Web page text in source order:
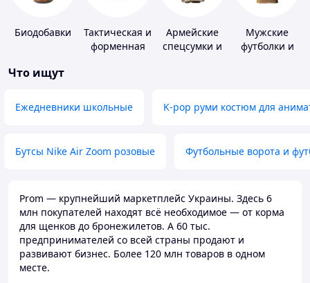
Биодобавки
Тактическая и
форменная
Армейские
спецсумки и
Мужские
футболки и
Что ищут
Ежедневники школьные K-pop руми костюм для
Бутсы Nike Air Zoom розовые Футбольные ворота и
Prom — крупнейший маркетплейс Украины. Здесь 6
млн покупателей находят всё необходимое — от корма
для щенков до бронежилетов. А 60 тыс.
предпринимателей со всей страны продают и
развивают бизнес. Более 120 млн товаров в одном
месте.